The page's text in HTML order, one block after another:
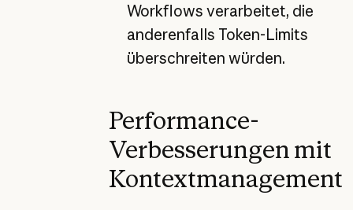
Workflows verarbeitet, die
anderenfalls Token-Limits
überschreiten würden.
Performance-
Verbesserungen mit
Kontextmanagement